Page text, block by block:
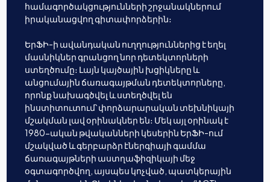
համագործակցությունների շրջանակներում
իրականացվող գիտափորձերին։
ԵրՖԻ-ի ավանդական ուղղություններից է եղել
մասնիկներ գրանցող նոր դետեկտորների
ստեղծումը։ Լայն կայծային խցիկները և
անցումային ճառագայթման դետեկտորները,
որոնք նախագծվել և ստեղծվել են
ինստիտուտում՝ փորձարարական տեխնիկայի
մշակման լավ օրինակներ են։ Մեկ այլ օրինակ է
1980-ական թվականների կեսերին ԵրՖԻ-ում
մշակված և գերբարձր էներգիայի գամմա
ճառագայթների աստղաֆիզիկայի մեջ
օգտագործվող, այսպես կոչված, պատկերային